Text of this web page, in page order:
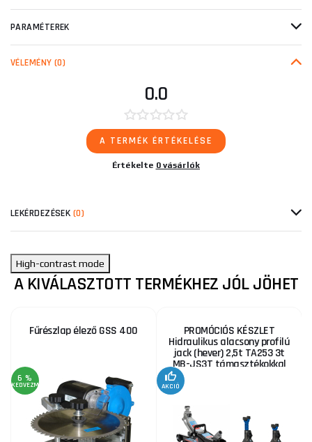
PARAMÉTEREK
VÉLEMÉNY (0)
0.0
A TERMÉK ÉRTÉKELÉSE
Értékelte 0 vásárlók
LEKÉRDEZÉSEK (0)
High-contrast mode
A KIVÁLASZTOTT TERMÉKHEZ JÓL JÖHET
Fűrészlap élező GSS 400
6 %
KEDVEZMÉNY
PROMÓCIÓS KÉSZLET
Hidraulikus alacsony profilú
jack (hever) 2,5t TA253 3t
MB-JS3T támasztékokkal
AKCIÓ